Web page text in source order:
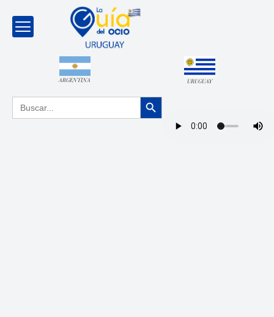
ARGENTINA URUGUAY
Buscar: Botón de búsqueda